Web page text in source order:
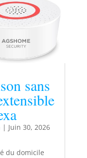
sans
| Juin 30, 2026
du domicile